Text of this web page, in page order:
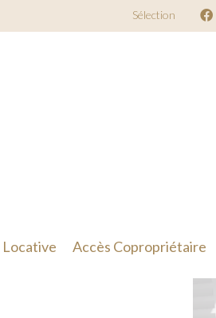
Sélection
Accès Copropriétaire